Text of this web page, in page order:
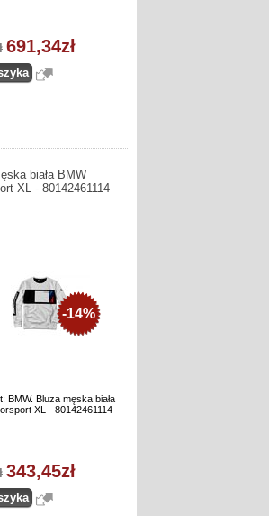
691,34zł
biała BMW
XL - 80142461114
BMW. Bluza męska biała
XL - 80142461114
-14%
343,45zł